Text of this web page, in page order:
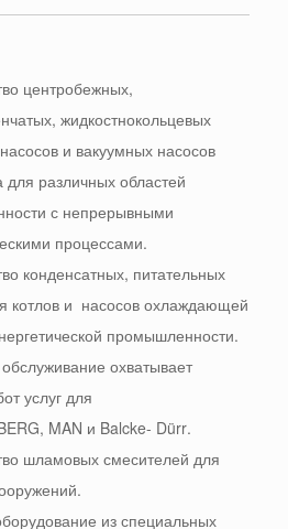
центробежных,
жидкостнокольцевых
и вакуумных насосов
для различных областей
с непрерывными
процессами.
конденсатных, питательных
котлов и насосов охлаждающей
промышленности.
охватывает
услуг для
, MAN и Balcke- Dürr.
шламовых смесителей для
из специальных